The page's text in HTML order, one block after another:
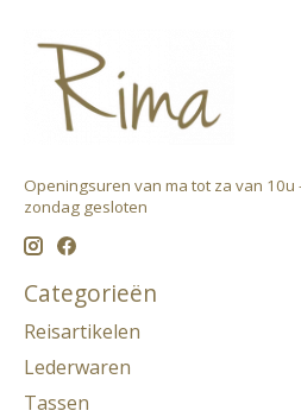
Openingsuren van ma tot za van 10u
zondag gesloten
Categorieën
Reisartikelen
Lederwaren
Tassen